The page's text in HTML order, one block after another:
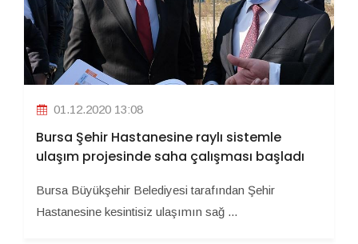
01.12.2020 13:08
Bursa Şehir Hastanesine raylı sistemle
ulaşım projesinde saha çalışması başladı
Bursa Büyükşehir Belediyesi tarafından Şehir
Hastanesine kesintisiz ulaşımın sağ ...